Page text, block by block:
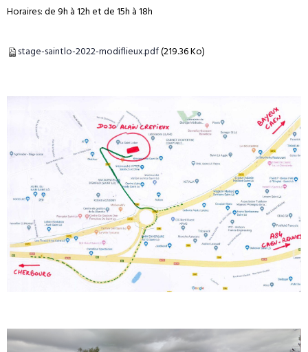
Horaires: de 9h à 12h et de 15h à 18h
stage-saintlo-2022-modiflieux.pdf(219.36 Ko)